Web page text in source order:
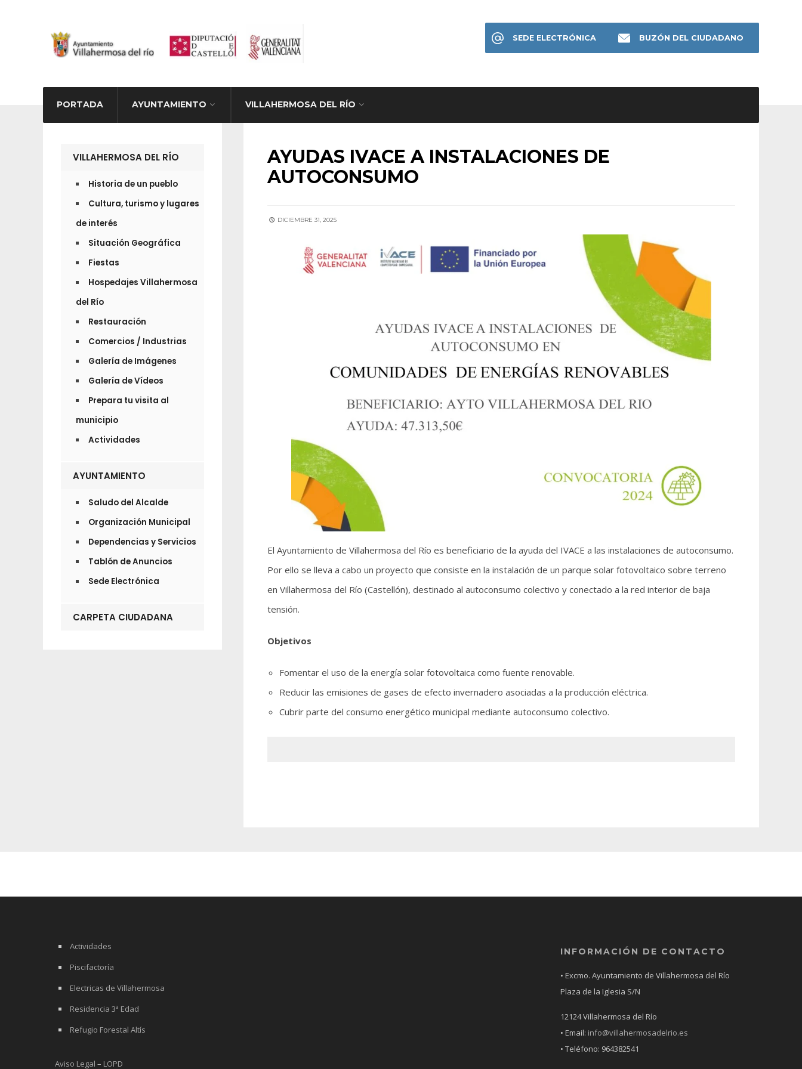
PORTADA AYUNTAMIENTO VILLAHERMOSA DEL RÍO
SEDE ELECTRÓNICA BUZÓN DEL CIUDADANO
AYUDAS IVACE A INSTALACIONES DE
AUTOCONSUMO
DICIEMBRE 31, 2025
El Ayuntamiento de Villahermosa del Río es beneficiario de la ayuda del IVACE a las instalaciones de autoconsumo.
Por ello se lleva a cabo un proyecto que consiste en la instalación de un parque solar fotovoltaico sobre terreno
en Villahermosa del Río (Castellón), destinado al autoconsumo colectivo y conectado a la red interior de baja
tensión.
Objetivos
Fomentar el uso de la energía solar fotovoltaica como fuente renovable.
Reducir las emisiones de gases de efecto invernadero asociadas a la producción eléctrica.
Cubrir parte del consumo energético municipal mediante autoconsumo colectivo.
VILLAHERMOSA DEL RÍO
Historia de un pueblo
Cultura, turismo y lugares
de interés
Situación Geográfica
Fiestas
Hospedajes Villahermosa
del Río
Restauración
Comercios / Industrias
Galería de Imágenes
Galería de Vídeos
Prepara tu visita al
municipio
Actividades
AYUNTAMIENTO
Saludo del Alcalde
Organización Municipal
Dependencias y Servicios
Tablón de Anuncios
Sede Electrónica
CARPETA CIUDADANA
Actividades
Piscifactoría
Electricas de Villahermosa
Residencia 3ª Edad
Refugio Forestal Altís
Aviso Legal – LOPD
INFORMACIÓN DE CONTACTO
• Excmo. Ayuntamiento de Villahermosa del Río
Plaza de la Iglesia S/N
12124 Villahermosa del Río
• Email: info@villahermosadelrio.es
• Teléfono: 964382541